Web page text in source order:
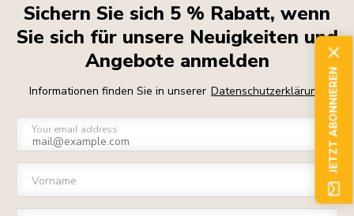
Sichern Sie sich 5 % Rabatt, wenn
Sie sich für unsere Neuigkeiten und
Angebote anmelden
Informationen finden Sie in unserer Datenschutzerklärung
Your email address
Vorname
JETZT ABONNIEREN